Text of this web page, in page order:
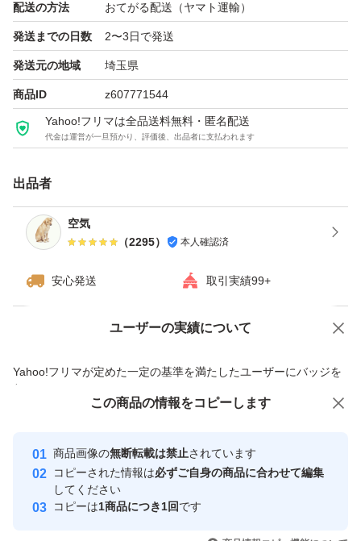
・段ボールでの発送中に割れてしまう事があったため、お
酒用のP箱で発送しております！
・段ボールご希望の際は購入後にメッセージでご連絡くだ
さい。
・配達日時のご希望がある方も購入後のメッセージでご連
絡ください。
ますが、ご了承下さい。
・ダンボールは破損しやすい為プラスチック箱を推奨しま
す。※四合瓶はサイズの都合上ダンボールでの発送がメイ
ンとなります。
------------検索用------------
新政、飛露喜、田酒、東洋美人、写楽、No6、鳳凰美田、
久保田、作、澤屋まつもと、大吟醸、純米大吟醸、日本
冩楽、飛露喜、十四代、磯自慢
くどき上手、澤屋まつもと、花陽浴、勝駒、九平次、久保
田、山田錦、白鶴錦、居酒屋
配送の方法 おてがる配送（ヤマト運輸）
発送までの日数 2〜3日で発送
発送元の地域 埼玉県
商品ID z607771544
Yahoo!フリマは全品送料無料・匿名配送
代金は運営が一旦預かり、評価後、出品者に支払われます
出品者
空気
（2295） 本人確認済
安心発送 取引実績99+
ユーザーの実績について
Yahoo!フリマが定めた一定の基準を満たしたユーザーにバッジを
付与しています
安心取引出品者
心・安全なユーザーです
取引実績
引を完了させた実績があります
価格の相談 商品への質問
この商品の情報をコピーします
商品画像の無断転載は禁止されています
コピーされた情報は必ずご自身の商品に合わせて編集
してください
コピーは1商品につき1回です
この商品をみている人にオススメ